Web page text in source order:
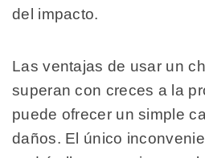
del impacto.
Las ventajas de usar un
superan con creces a la
puede ofrecer un simple
daños. El único